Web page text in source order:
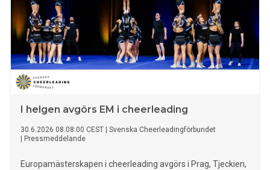
I helgen avgörs EM i cheerleading
30.6.2026 08:08:00 CEST
Svenska Cheerleadingförbundet
Pressmeddelande
Europamästerskapen i cheerleading avgörs i Prag, Tjeckien,